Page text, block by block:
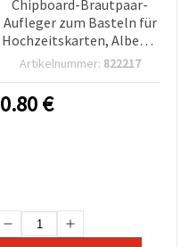
Chipboard-Brautpaar-
Aufleger zum Basteln für
Hochzeitskarten, Alben &
Scrapbooking, 90 x 1 mm
Artikelnummer: 822217
0.80€